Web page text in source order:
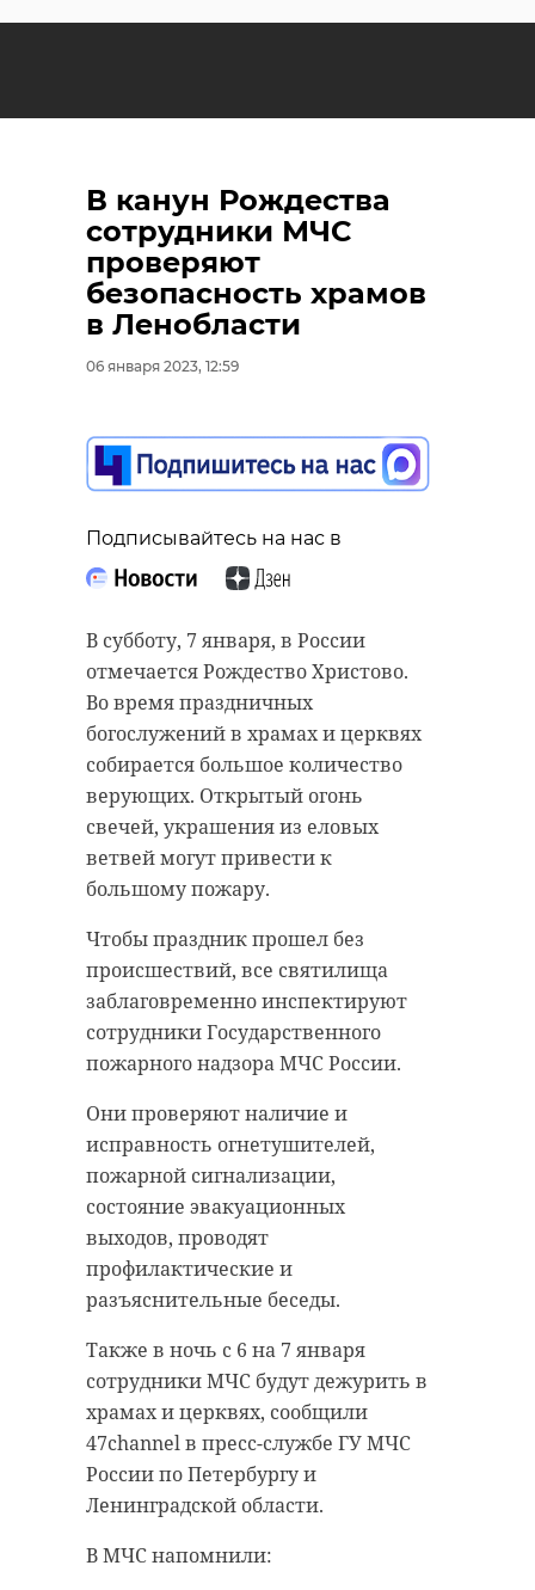
В канун Рождества
сотрудники МЧС
проверяют
безопасность храмов
в Ленобласти
06 января 2023, 12:59
Подписывайтесь на нас в
В субботу, 7 января, в России
отмечается Рождество Христово.
Во время праздничных
богослужений в храмах и церквях
собирается большое количество
верующих. Открытый огонь
свечей, украшения из еловых
ветвей могут привести к
большому пожару.
Чтобы праздник прошел без
происшествий, все святилища
заблаговременно инспектируют
сотрудники Государственного
пожарного надзора МЧС России.
Они проверяют наличие и
исправность огнетушителей,
пожарной сигнализации,
состояние эвакуационных
выходов, проводят
профилактические и
разъяснительные беседы.
Также в ночь с 6 на 7 января
сотрудники МЧС будут дежурить в
храмах и церквях, сообщили
47channel в пресс-службе ГУ МЧС
России по Петербургу и
Ленинградской области.
В МЧС напомнили: